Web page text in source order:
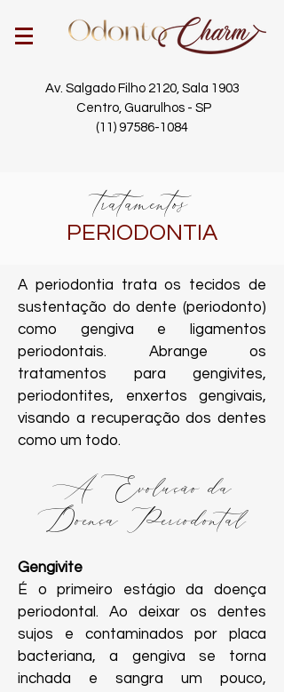
Av. Salgado Filho 2120, Sala 1903
Centro, Guarulhos - SP
(11) 97586-1084
tratamentos
PERIODONTIA
A periodontia trata os tecidos de
sustentação do dente (periodonto)
como gengiva e ligamentos
periodontais. Abrange os
tratamentos para gengivites,
periodontites, enxertos gengivais,
visando a recuperação dos dentes
como um todo.
A Evolução da
Doença Periodontal
Gengivite
É o primeiro estágio da doença
periodontal. Ao deixar os dentes
sujos e contaminados por placa
bacteriana, a gengiva se torna
inchada e sangra um pouco,